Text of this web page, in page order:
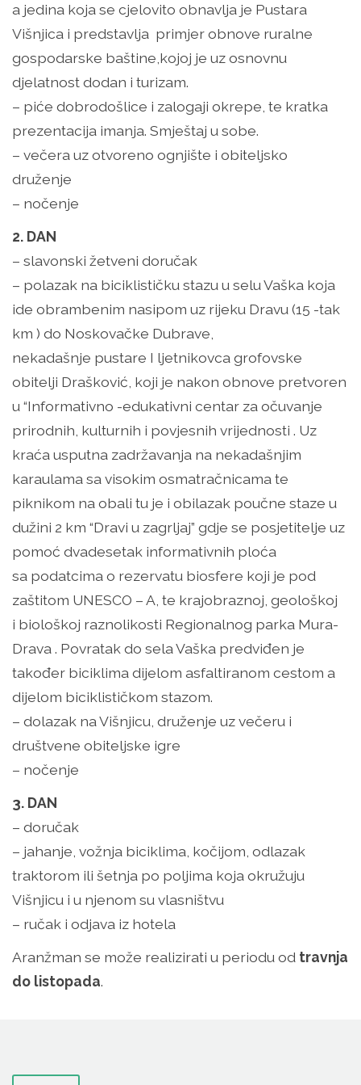
a jedina koja se cjelovito obnavlja je Pustara
Višnjica i predstavlja primjer obnove ruralne
gospodarske baštine,kojoj je uz osnovnu
djelatnost dodan i turizam.
– piće dobrodošlice i zalogaji okrepe, te kratka
prezentacija imanja. Smještaj u sobe.
– večera uz otvoreno ognjište i obiteljsko
druženje
– nočenje
2. DAN
– slavonski žetveni doručak
– polazak na biciklističku stazu u selu Vaška koja
ide obrambenim nasipom uz rijeku Dravu (15 -tak
km ) do Noskovačke Dubrave,
nekadašnje pustare I ljetnikovca grofovske
obitelji Drašković, koji je nakon obnove pretvoren
u “Informativno -edukativni centar za očuvanje
prirodnih, kulturnih i povjesnih vrijednosti . Uz
kraća usputna zadržavanja na nekadašnjim
karaulama sa visokim osmatračnicama te
piknikom na obali tu je i obilazak poučne staze u
dužini 2 km “Dravi u zagrljaj” gdje se posjetitelje uz
pomoć dvadesetak informativnih ploća
sa podatcima o rezervatu biosfere koji je pod
zaštitom UNESCO – A, te krajobraznoj, geološkoj
i biološkoj raznolikosti Regionalnog parka Mura-
Drava . Povratak do sela Vaška predviđen je
također biciklima dijelom asfaltiranom cestom a
dijelom biciklističkom stazom.
– dolazak na Višnjicu, druženje uz večeru i
društvene obiteljske igre
– nočenje
3. DAN
– doručak
– jahanje, vožnja biciklima, kočijom, odlazak
traktorom ili šetnja po poljima koja okružuju
Višnjicu i u njenom su vlasništvu
– ručak i odjava iz hotela
Aranžman se može realizirati u periodu od travnja
do listopada.